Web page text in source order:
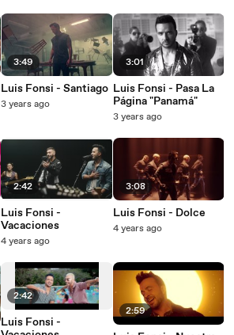
3:49
Luis Fonsi - Santiago
3 years ago
2:42
Luis Fonsi -
Vacaciones
4 years ago
2:42
Luis Fonsi -
3:01
Luis Fonsi - Pasa La
Página "Panamá"
3 years ago
3:08
Luis Fonsi - Dolce
4 years ago
2:59